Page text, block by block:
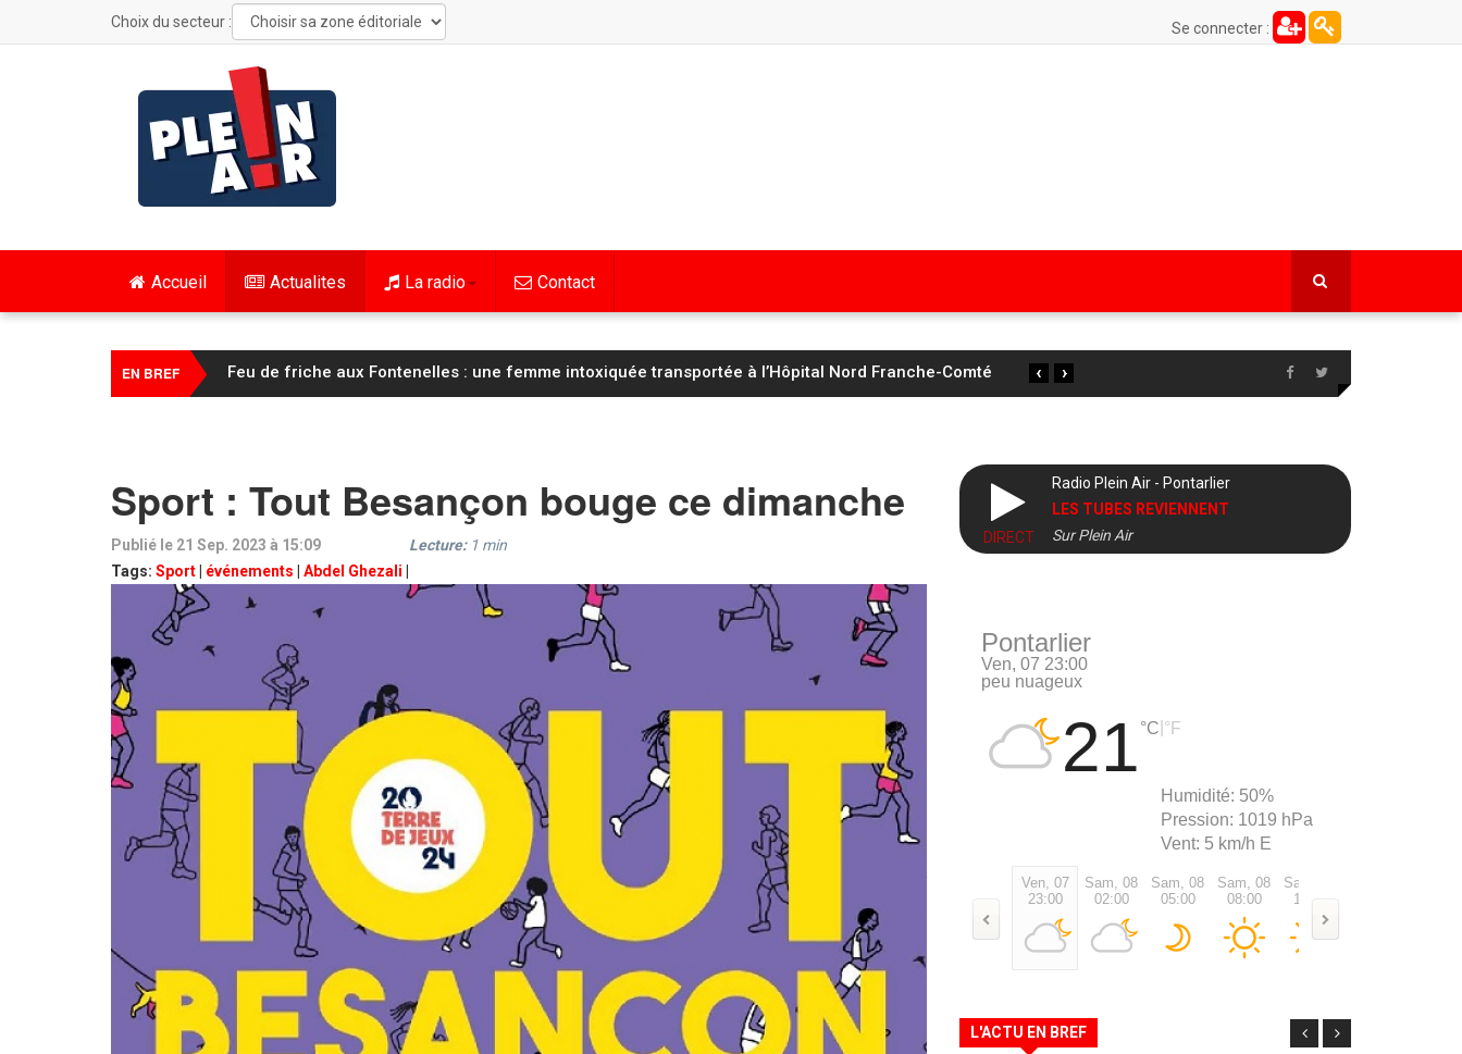
Choix du secteur : Se connecter :
Accueil Actualites La radio Contact
EN BREF FC Sochaux Montbéliard : Vincent Hognon lucide avant d’affronter un Saint‑Étienne « taillé pour la ›
‹
Sport : Tout Besançon bouge ce dimanche
Publié le 21 Sep. 2023 à 15:09
Tags: Sport événements Abdel Ghezali
Lecture: 1 min DIRECT
Radio Plein Air - Pontarlier
LES TUBES REVIENNENT
Sur Plein Air
Pontarlier
Ven, 07 23:00
peu nuageux
21 °C °F
Humidité: 50%
Pression: 1019 hPa
Vent: 5 km/h E
Ven, 07
23:00
Sam, 08
02:00
Sam, 08
05:00
Sam, 08
08:00
Sam, 08
11:00
L'ACTU EN BREF